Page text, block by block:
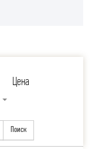
Цена
Поиск